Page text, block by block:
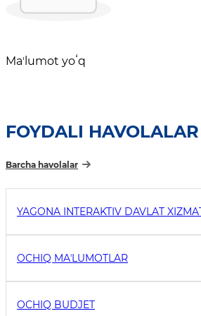
Maʼlumot yoʻq
FOYDALI HAVOLALAR
Barcha havolalar
YAGONA INTERAKTIV DAVLAT
OCHIQ MAʼLUMOTLAR
OCHIQ BUDJET